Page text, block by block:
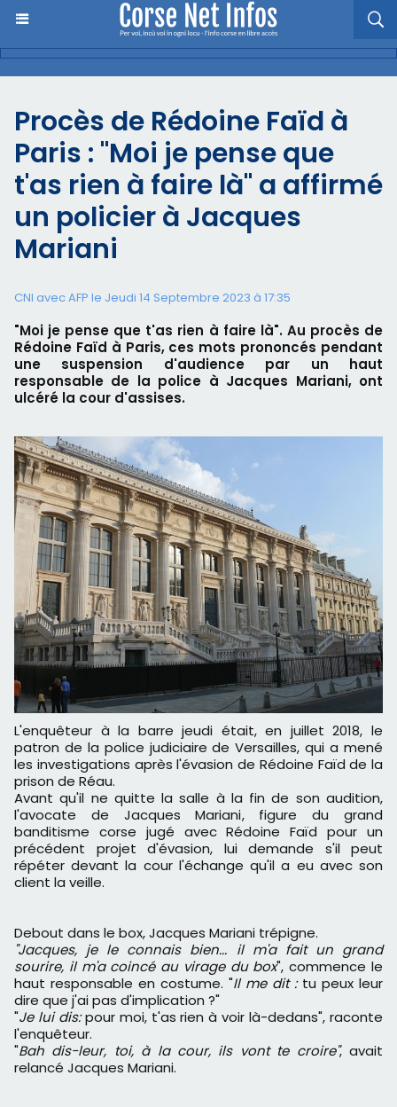
Procès de Rédoine Faïd à
Paris : "Moi je pense que
t'as rien à faire là" a affirmé
un policier à Jacques
Mariani
CNI avec AFP le Jeudi 14 Septembre 2023 à 17:35
"Moi je pense que t'as rien à faire là". Au procès de
Rédoine Faïd à Paris, ces mots prononcés pendant
une suspension d'audience par un haut
responsable de la police à Jacques Mariani, ont
ulcéré la cour d'assises.
L'enquêteur à la barre jeudi était, en juillet 2018, le
patron de la police judiciaire de Versailles, qui a mené
les investigations après l'évasion de Rédoine Faïd de la
prison de Réau.
Avant qu'il ne quitte la salle à la fin de son audition,
l'avocate de Jacques Mariani, figure du grand
banditisme corse jugé avec Rédoine Faïd pour un
précédent projet d'évasion, lui demande s'il peut
répéter devant la cour l'échange qu'il a eu avec son
client la veille.
Debout dans le box, Jacques Mariani trépigne.
"Jacques, je le connais bien... il m'a fait un grand
sourire, il m'a coincé au virage du box", commence le
haut responsable en costume. "Il me dit : tu peux leur
dire que j'ai pas d'implication ?"
"Je lui dis:pour moi, t'as rien à voir là-dedans", raconte
l'enquêteur.
"Bah dis-leur, toi, à la cour, ils vont te croire", avait
relancé Jacques Mariani.